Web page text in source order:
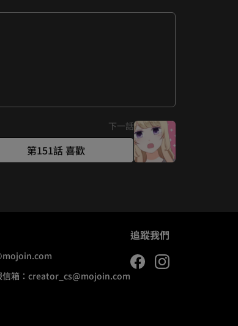
下一話
第151話 喜歡
箱： creator_cs@mojoin.com
追蹤我們